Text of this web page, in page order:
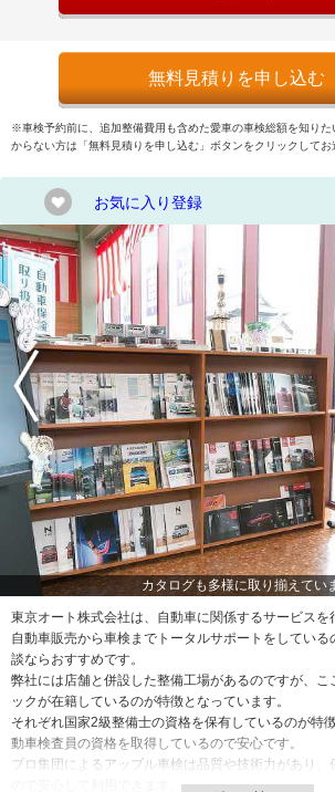
無料見積りを申し込む
※車検予約前に、追加整備費用も含めた愛車の車検総額を知り
からない方は「無料見積りを申し込む」ボタンをクリックしてお
お気に入り登録
カタログも多様に取り揃えてい
東京オート株式会社は、自動車に関係するサービスを
自動車販売から車検までトータルサポートをしている
談ならおすすめです。
弊社には店舗と併設した整備工場があるのですが、こ
ックが在籍しているのが特徴となっています。
それぞれ国家2級整備士の資格を保有しているのが特
動車検査員の資格を取得しているので安心です。
プロ集団によるアップル車検は品質や技術力があり、
ので安心して利用できます。